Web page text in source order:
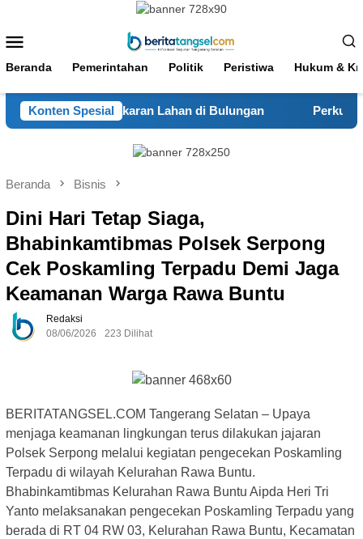
konten
Mobile
Beranda Pemerintahan Politik Peristiwa Hukum &
Konten Spesial
Kebakaran Lahan di Bulungan Perkuat
Beranda Bisnis
Dini Hari Tetap Siaga,
Bhabinkamtibmas Polsek Serpong
Cek Poskamling Terpadu Demi Jaga
Keamanan Warga Rawa Buntu
Redaksi
08/06/2026
223 Dilihat
BERITATANGSEL.COM Tangerang Selatan – Upaya
menjaga keamanan lingkungan terus dilakukan jajaran
Polsek Serpong melalui kegiatan pengecekan Poskamling
Terpadu di wilayah Kelurahan Rawa Buntu.
Bhabinkamtibmas Kelurahan Rawa Buntu Aipda Heri Tri
Yanto melaksanakan pengecekan Poskamling Terpadu yang
berada di RT 04 RW 03, Kelurahan Rawa Buntu, Kecamatan